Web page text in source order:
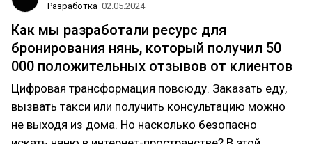
Разработка 02.05.2024
Как мы разработали ресурс для
бронирования нянь, который получил 50
000 положительных отзывов от клиентов
Цифровая трансформация повсюду. Заказать еду,
вызвать такси или получить консультацию можно
не выходя из дома. Но насколько безопасно